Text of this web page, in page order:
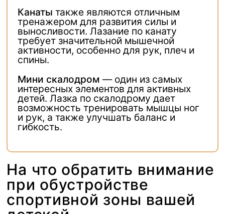
Канаты также являются отличным
тренажером для развития силы и
выносливости. Лазание по канату
требует значительной мышечной
активности, особенно для рук, плеч и
спины.
Мини скалодром — один из самых
интересных элементов для активных
детей. Лазка по скалодрому дает
возможность тренировать мышцы ног
и рук, а также улучшать баланс и
гибкость.
На что обратить внимание
при обустройстве
спортивной зоны вашей